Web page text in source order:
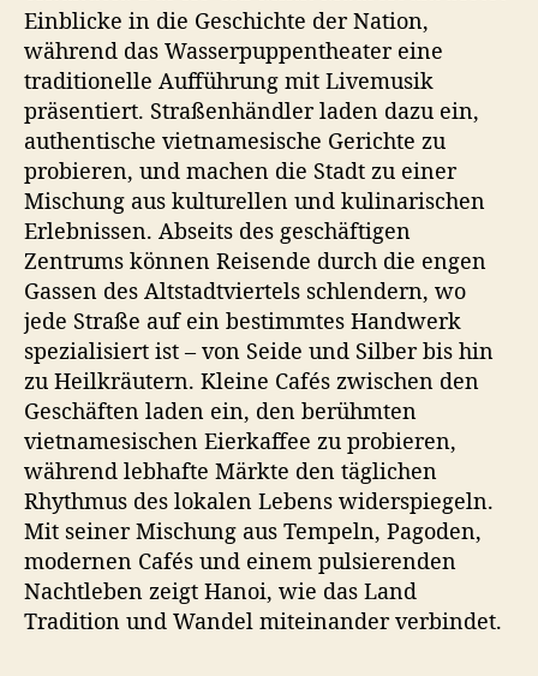
Einblicke in die Geschichte der Nation,
während das Wasserpuppentheater eine
traditionelle Aufführung mit Livemusik
präsentiert. Straßenhändler laden dazu ein,
authentische vietnamesische Gerichte zu
probieren, und machen die Stadt zu einer
Mischung aus kulturellen und kulinarischen
Erlebnissen. Abseits des geschäftigen
Zentrums können Reisende durch die engen
Gassen des Altstadtviertels schlendern, wo
jede Straße auf ein bestimmtes Handwerk
spezialisiert ist – von Seide und Silber bis hin
zu Heilkräutern. Kleine Cafés zwischen den
Geschäften laden ein, den berühmten
vietnamesischen Eierkaffee zu probieren,
während lebhafte Märkte den täglichen
Rhythmus des lokalen Lebens widerspiegeln.
Mit seiner Mischung aus Tempeln, Pagoden,
modernen Cafés und einem pulsierenden
Nachtleben zeigt Hanoi, wie das Land
Tradition und Wandel miteinander verbindet.